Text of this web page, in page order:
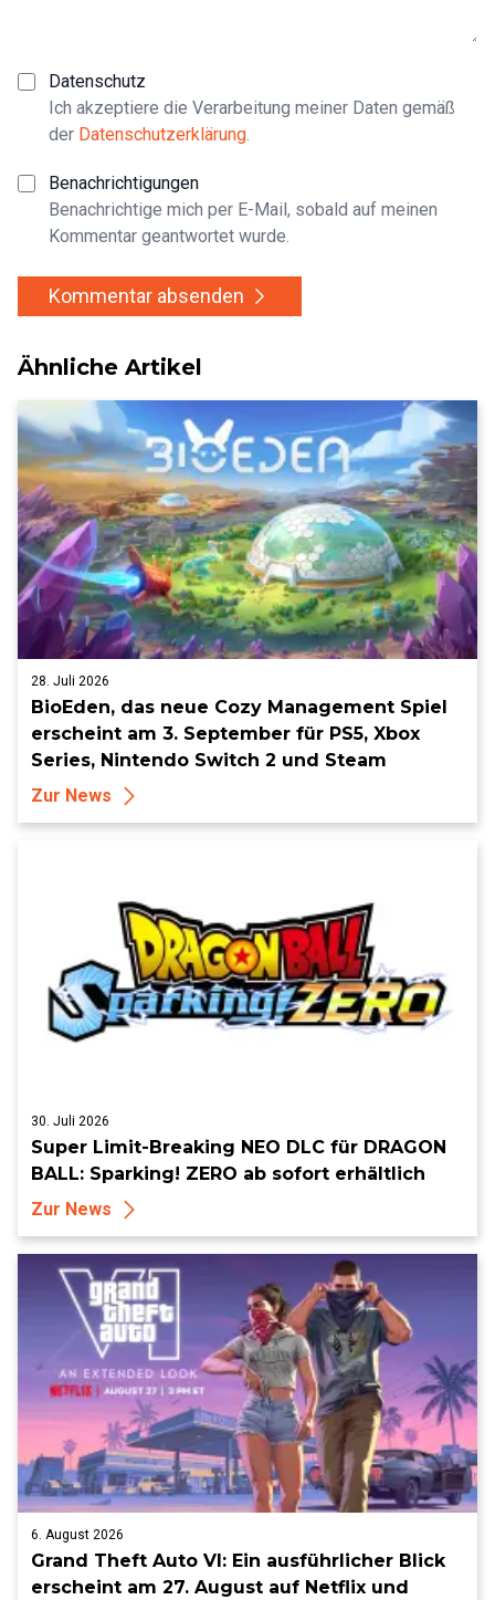
Datenschutz
Ich akzeptiere die Verarbeitung meiner Daten gemäß
der Datenschutzerklärung.
Benachrichtigungen
Benachrichtige mich per E-Mail, sobald auf meinen
Kommentar geantwortet wurde.
Kommentar absenden
Ähnliche Artikel
28. Juli 2026
BioEden, das neue Cozy Management Spiel
erscheint am 3. September für PS5, Xbox
Series, Nintendo Switch 2 und Steam
Zur News
30. Juli 2026
Super Limit-Breaking NEO DLC für DRAGON
BALL: Sparking! ZERO ab sofort erhältlich
Zur News
6. August 2026
Grand Theft Auto VI: Ein ausführlicher Blick
erscheint am 27. August auf Netflix und